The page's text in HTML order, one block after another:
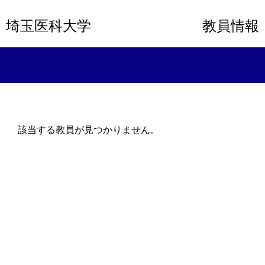
埼玉医科大学 教員情報
該当する教員が見つかりません。